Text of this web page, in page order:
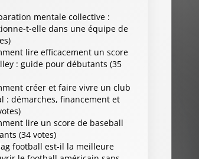
mentale collective :
t-elle dans une équipe de
lire efficacement un score
: guide pour débutants (35
créer et faire vivre un club
: démarches, financement et
lire un score de baseball
(34 votes)
football est-il la meilleure